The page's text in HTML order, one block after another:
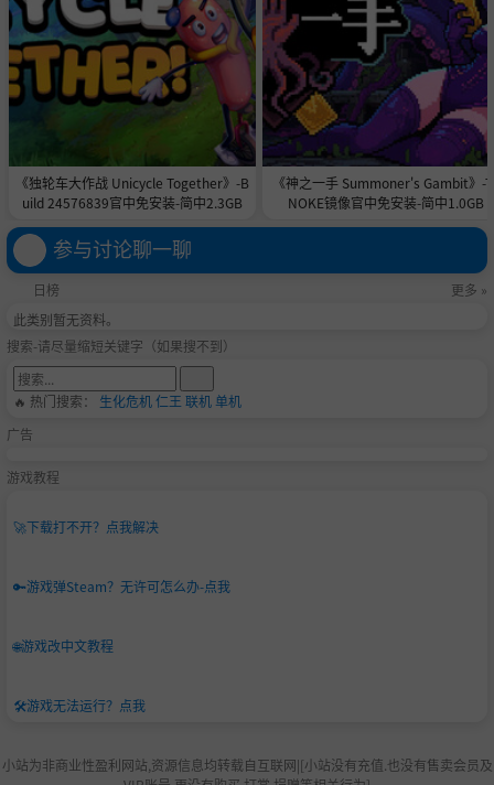
《独轮车大作战 Unicycle Together》-B
uild 24576839官中免安装-简中2.3GB
《神之一手 Summoner's Gambit》-
NOKE镜像官中免安装-简中1.0GB
参与讨论聊一聊
日榜
更多 »
此类别暂无资料。
搜索-请尽量缩短关键字（如果搜不到）
🔥 热门搜索： 生化危机仁王 联机单机
广告
游戏教程
🚀下载打不开？点我解决
🔑游戏弹Steam？无许可怎么办-点我
🌐游戏改中文教程
🛠️游戏无法运行？点我
小站为非商业性盈利网站,资源信息均转载自互联网|[小站没有充值.也没有售卖会员及